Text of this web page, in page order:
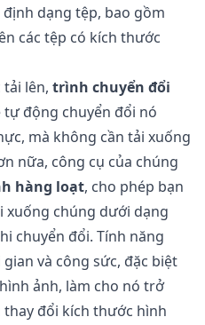
dạng tệp, bao gồm
các tệp có kích thước
lên, trình chuyển đổi
tự động chuyển đổi nó
mà không cần tải xuống
nữa, công cụ của chúng
hàng loạt, cho phép bạn
xuống chúng dưới dạng
chuyển đổi. Tính năng
và công sức, đặc biệt
ảnh, làm cho nó trở
đổi kích thước hình